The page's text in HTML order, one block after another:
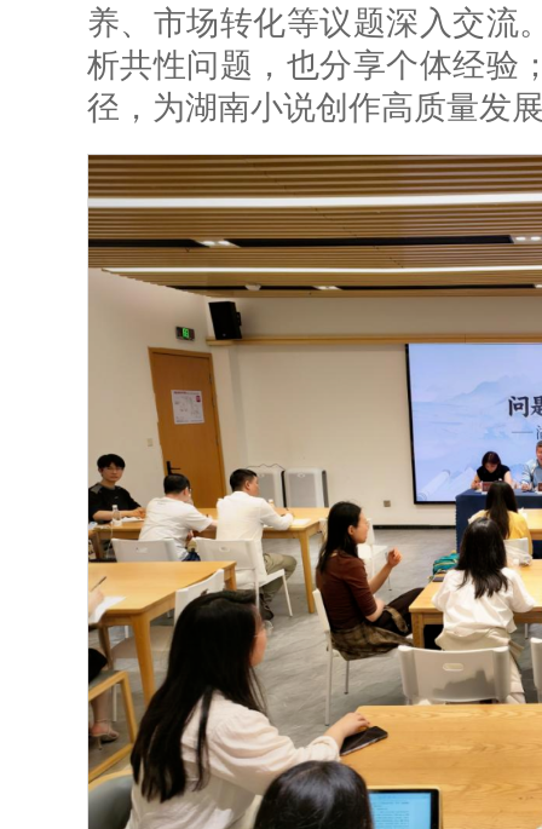
养、市场转化等议题深入交流
析共性问题，也分享个体经验
径，为湖南小说创作高质量发